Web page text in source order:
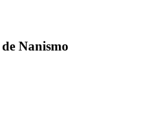
de Nanismo